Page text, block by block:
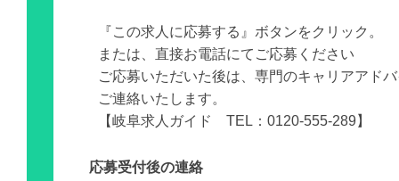
『この求人に応募する』ボタンをクリック。
または、直接お電話にてご応募ください
ご応募いただいた後は、専門のキャリアアド
ご連絡いたします。
【岐阜求人ガイド TEL：0120-555-289】
応募受付後の連絡